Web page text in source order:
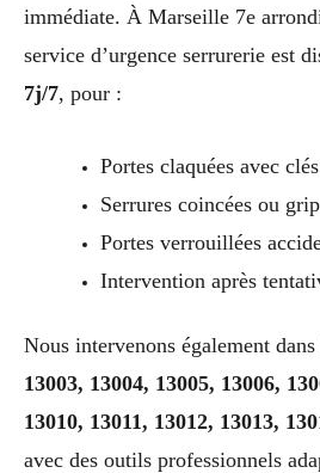
immédiate. À Marseille 7e
service d’urgence serrurerie est
7j/7, pour :
Portes claquées avec
Serrures coincées ou
Portes verrouillées
Intervention après
Nous intervenons également dans
13003, 13004, 13005, 13006,
13010, 13011, 13012, 13013,
avec des outils professionnels